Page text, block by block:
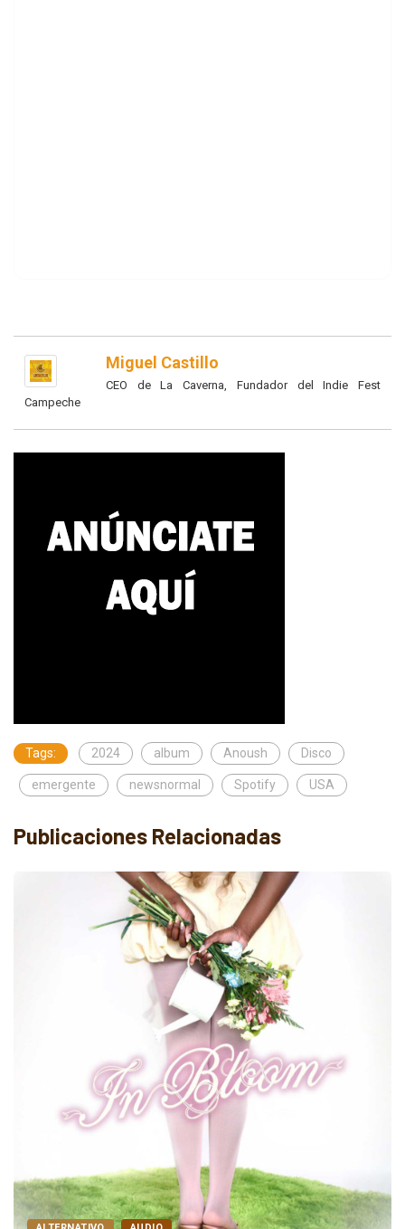
Miguel Castillo
CEO de La Caverna, Fundador del Indie Fest
Campeche
Tags: 2024 album Anoush Disco
emergente newsnormal Spotify USA
Publicaciones Relacionadas